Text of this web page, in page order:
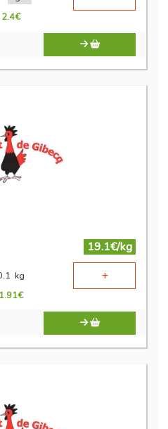
2.4€
19.1€/kg
kg +
1.91€